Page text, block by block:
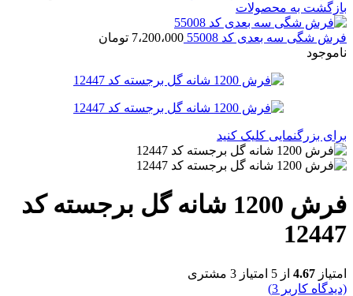
بازگشت به محصولات
فرش شگی سه بعدی کد 55008 7،200،000 تومان
ناموجود
برای بزرگنمایی کلیک کنید
فرش 1200 شانه گل برجسته کد
12447
امتیاز 4.67 از 5 امتیاز 3 مشتری
(دیدگاه کاربر 3
)